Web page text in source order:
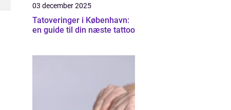
03 december 2025
Tatoveringer i København:
en guide til din næste tattoo